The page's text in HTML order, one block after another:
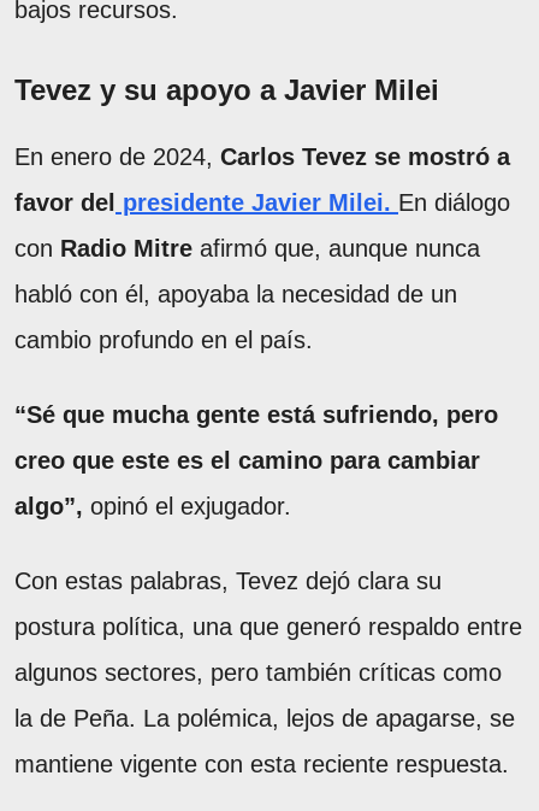
bajos recursos.
Tevez y su apoyo a Javier Milei
En enero de 2024, Carlos Tevez se mostró a
favor del presidente Javier Milei. En diálogo
con Radio Mitre afirmó que, aunque nunca
habló con él, apoyaba la necesidad de un
cambio profundo en el país.
“Sé que mucha gente está sufriendo, pero
creo que este es el camino para cambiar
algo”, opinó el exjugador.
Con estas palabras, Tevez dejó clara su
postura política, una que generó respaldo entre
algunos sectores, pero también críticas como
la de Peña. La polémica, lejos de apagarse, se
mantiene vigente con esta reciente respuesta.